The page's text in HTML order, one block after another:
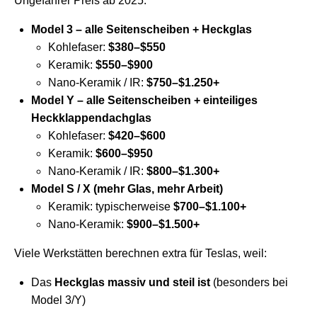
Model 3 – alle Seitenscheiben + Heckglas
Kohlefaser: $380–$550
Keramik: $550–$900
Nano-Keramik / IR: $750–$1.250+
Model Y – alle Seitenscheiben + einteiliges
Heckklappendachglas
Kohlefaser: $420–$600
Keramik: $600–$950
Nano-Keramik / IR: $800–$1.300+
Model S / X (mehr Glas, mehr Arbeit)
Keramik: typischerweise $700–$1.100+
Nano-Keramik: $900–$1.500+
Viele Werkstätten berechnen extra für Teslas, weil:
Das Heckglas massiv und steil ist (besonders bei
Model 3/Y)